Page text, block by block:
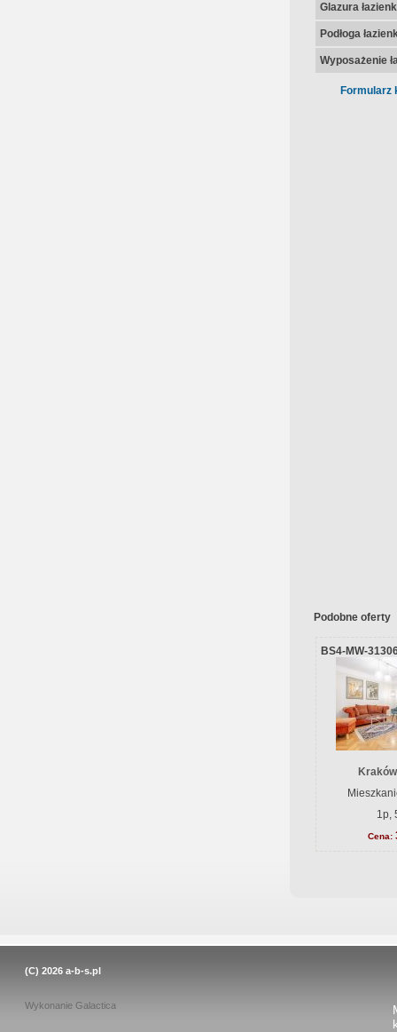
Glazura
Podłoga
Wyposażenie
Formularz
Podobne oferty
BS4-MW-
1p,
Cena:
(C) 2026 a-b-s.pl
Wykonanie Galactica